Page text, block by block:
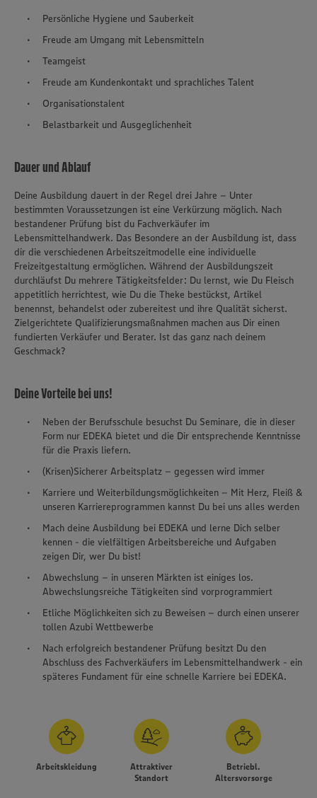
Persönliche Hygiene und Sauberkeit
Freude am Umgang mit Lebensmitteln
Teamgeist
Freude am Kundenkontakt und sprachliches Talent
Organisationstalent
Belastbarkeit und Ausgeglichenheit
Dauer und Ablauf
Deine Ausbildung dauert in der Regel drei Jahre – Unter
bestimmten Voraussetzungen ist eine Verkürzung möglich. Nach
bestandener Prüfung bist du Fachverkäufer im
Lebensmittelhandwerk. Das Besondere an der Ausbildung ist, dass
dir die verschiedenen Arbeitszeitmodelle eine individuelle
Freizeitgestaltung ermöglichen. Während der Ausbildungszeit
durchläufst Du mehrere Tätigkeitsfelder: Du lernst, wie Du Fleisch
appetitlich herrichtest, wie Du die Theke bestückst, Artikel
benennst, behandelst oder zubereitest und ihre Qualität sicherst.
Zielgerichtete Qualifizierungsmaßnahmen machen aus Dir einen
fundierten Verkäufer und Berater. Ist das ganz nach deinem
Geschmack?
Deine Vorteile bei uns!
Neben der Berufsschule besuchst Du Seminare, die in dieser
Form nur EDEKA bietet und die Dir entsprechende Kenntnisse
für die Praxis liefern.
(Krisen)Sicherer Arbeitsplatz – gegessen wird immer
Karriere und Weiterbildungsmöglichkeiten – Mit Herz, Fleiß &
unseren Karriereprogrammen kannst Du bei uns alles werden
Mach deine Ausbildung bei EDEKA und lerne Dich selber
kennen - die vielfältigen Arbeitsbereiche und Aufgaben
zeigen Dir, wer Du bist!
Abwechslung – in unseren Märkten ist einiges los.
Abwechslungsreiche Tätigkeiten sind vorprogrammiert
Etliche Möglichkeiten sich zu Beweisen – durch einen unserer
tollen Azubi Wettbewerbe
Nach erfolgreich bestandener Prüfung besitzt Du den
Abschluss des Fachverkäufers im Lebensmittelhandwerk - ein
späteres Fundament für eine schnelle Karriere bei EDEKA.
Arbeitskleidung
Attraktiver
Standort
Betriebl.
Altersvorsorge